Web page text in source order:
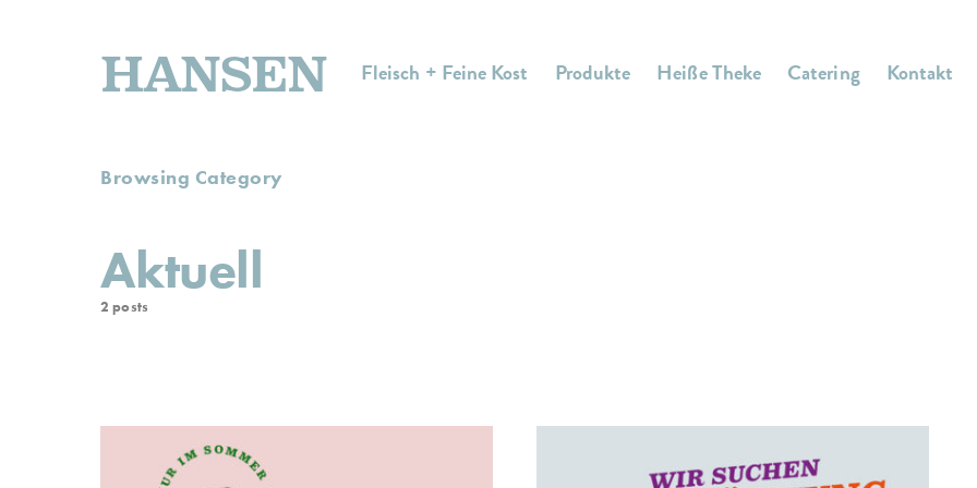
HANSEN Fleisch + Feine Kost Produkte Heiße Theke Catering Kontakt
Browsing Category
Aktuell
2 posts